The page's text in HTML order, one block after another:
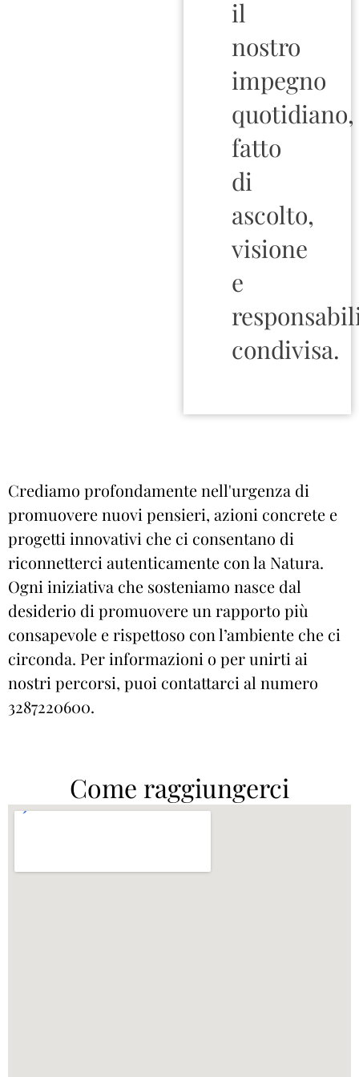
il
nostro
impegno
quotidiano,
fatto
di
ascolto,
visione
e
condivisa.
Crediamo profondamente nell'urgenza di
promuovere nuovi pensieri, azioni concrete e
progetti innovativi che ci consentano di
riconnetterci autenticamente con la Natura.
Ogni iniziativa che sosteniamo nasce dal
desiderio di promuovere un rapporto più
consapevole e rispettoso con l’ambiente che ci
circonda. Per informazioni o per unirti ai
nostri percorsi, puoi contattarci al numero
3287220600.
Come raggiungerci